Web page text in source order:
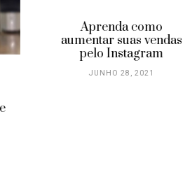
compressas caseiras
JUNHO 25, 2021